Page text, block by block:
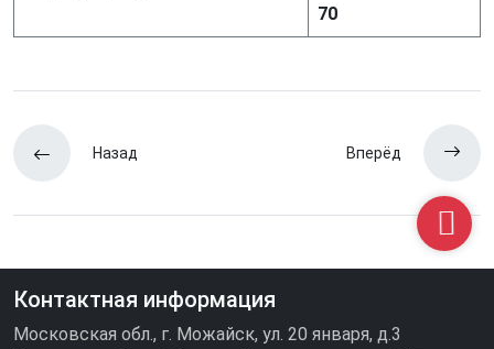
70
Назад Вперёд
Контактная информация
Московская обл., г. Можайск, ул. 20 января, д.3